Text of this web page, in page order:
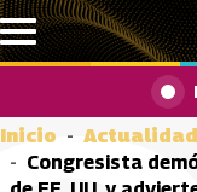
Pasar al contenido
Inicio Actualidad
Congresista